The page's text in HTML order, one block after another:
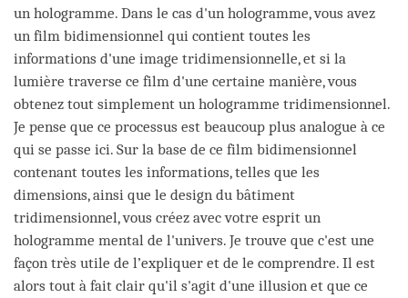
un hologramme. Dans le cas d'un hologramme, vous avez
un film bidimensionnel qui contient toutes les
informations d'une image tridimensionnelle, et si la
lumière traverse ce film d'une certaine manière, vous
obtenez tout simplement un hologramme tridimensionnel.
Je pense que ce processus est beaucoup plus analogue à ce
qui se passe ici. Sur la base de ce film bidimensionnel
contenant toutes les informations, telles que les
dimensions, ainsi que le design du bâtiment
tridimensionnel, vous créez avec votre esprit un
hologramme mental de l'univers. Je trouve que c'est une
façon très utile de l’expliquer et de le comprendre. Il est
alors tout à fait clair qu'il s'agit d'une illusion et que ce